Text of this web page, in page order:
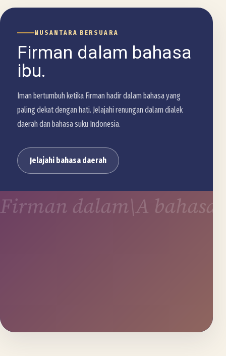
NUSANTARA BERSUARA
Firman dalam bahasa
ibu.
Iman bertumbuh ketika Firman hadir dalam bahasa yang
paling dekat dengan hati. Jelajahi renungan dalam dialek
daerah dan bahasa suku Indonesia.
Jelajahi bahasa daerah